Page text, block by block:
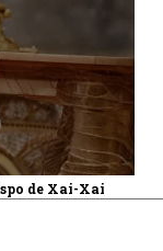
de Xai-Xai